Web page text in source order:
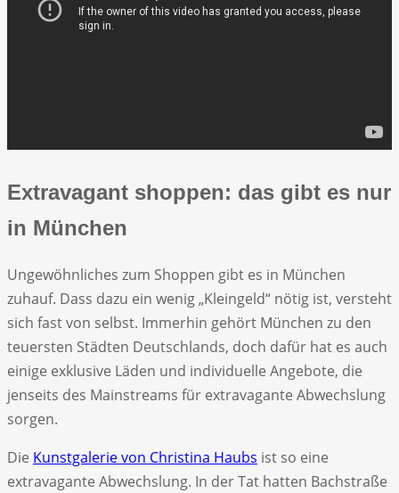
Extravagant shoppen: das gibt es nur
in München
Ungewöhnliches zum Shoppen gibt es in München
zuhauf. Dass dazu ein wenig „Kleingeld“ nötig ist, versteht
sich fast von selbst. Immerhin gehört München zu den
teuersten Städten Deutschlands, doch dafür hat es auch
einige exklusive Läden und individuelle Angebote, die
jenseits des Mainstreams für extravagante Abwechslung
sorgen.
Die Kunstgalerie von Christina Haubs ist so eine
extravagante Abwechslung. In der Tat hatten Bachstraße